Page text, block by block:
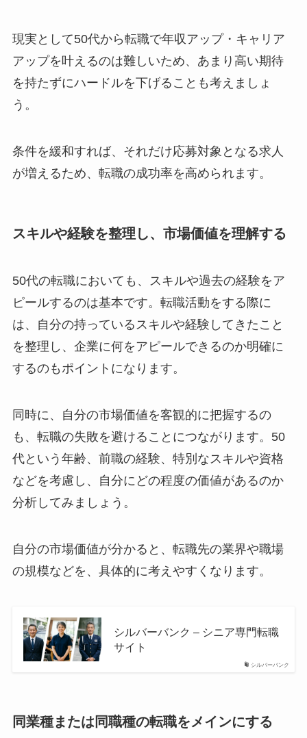
現実として50代から転職で年収アップ・キャリア
アップを叶えるのは難しいため、あまり高い期待
を持たずにハードルを下げることも考えましょ
う。
条件を緩和すれば、それだけ応募対象となる求人
が増えるため、転職の成功率を高められます。
スキルや経験を整理し、市場価値を理解する
50代の転職においても、スキルや過去の経験をア
ピールするのは基本です。転職活動をする際に
は、自分の持っているスキルや経験してきたこと
を整理し、企業に何をアピールできるのか明確に
するのもポイントになります。
同時に、自分の市場価値を客観的に把握するの
も、転職の失敗を避けることにつながります。50
代という年齢、前職の経験、特別なスキルや資格
などを考慮し、自分にどの程度の価値があるのか
分析してみましょう。
自分の市場価値が分かると、転職先の業界や職場
の規模などを、具体的に考えやすくなります。
シルバーバンク
シルバーバンク – シニア専門転職
サイト
同業種または同職種の転職をメインにする